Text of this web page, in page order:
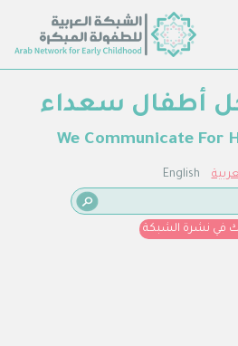
أطفال سعداء
We Communicate For
English
في نشرة الشبكة